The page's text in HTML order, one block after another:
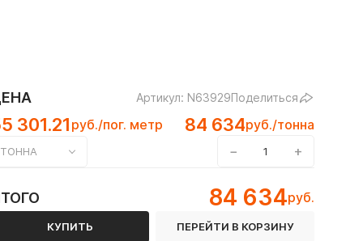
Артикул: N63929Поделиться
301.21 руб./пог. метр 84 634руб./тонна
ТОННА − +
84 634руб.
КУПИТЬ ПЕРЕЙТИ В КОРЗИНУ